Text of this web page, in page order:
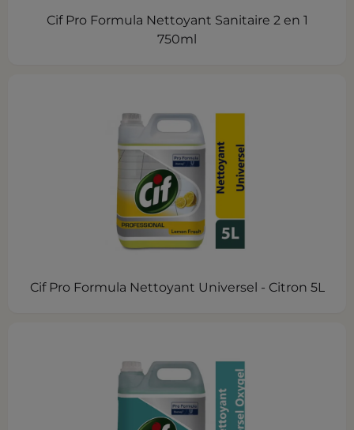
Cif Pro Formula Nettoyant Sanitaire 2 en 1
750ml
Cif Pro Formula Nettoyant Universel - Citron 5L